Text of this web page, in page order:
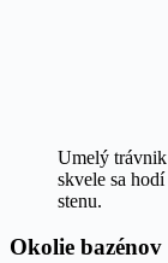
Umelý
skvele sa
stenu.
Okolie bazénov